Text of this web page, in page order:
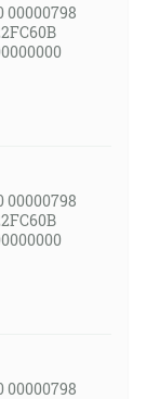
00000798
00000798
00000798